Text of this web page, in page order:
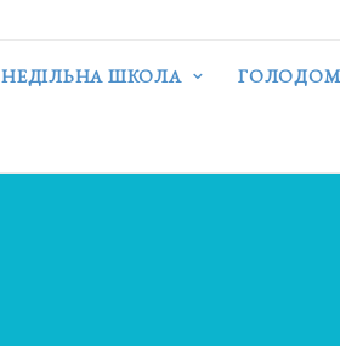
НЕДІЛЬНА ШКОЛА